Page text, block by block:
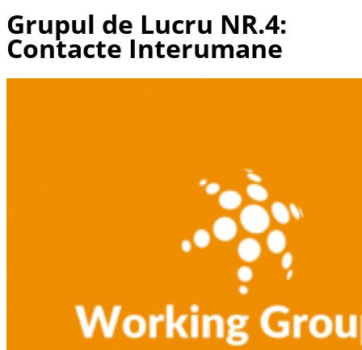
Grupul de Lucru NR.4:
Contacte Interumane